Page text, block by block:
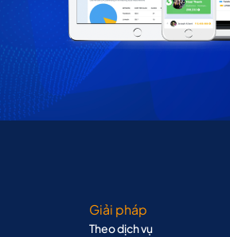
Giải pháp
Theo dịch vụ